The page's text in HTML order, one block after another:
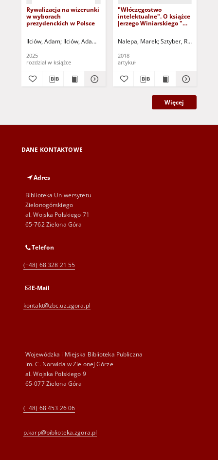
Rywalizacja na wizerunki
w wyborach
prezydenckich w Polsce
Ilciów, Adam Ilciów, Adam - red. Polak-Woźniak, Alina - red.
2025
rozdział w książce
"Włóczęgostwo
intelektualne". O książce
Jerzego Winiarskiego "W
antropologiczne z
współczesne). Studia i
szkice" - recenzja
Nalepa, Marek Sztyber, Radosław -
2018
artykuł
Więcej
DANE KONTAKTOWE
Adres
Biblioteka Uniwersytetu
Zielonogórskiego
al. Wojska Polskiego 71
65-762 Zielona Góra
Telefon
(+48) 68 328 21 55
E-Mail
kontakt@zbc.uz.zgora.pl
Wojewódzka i Miejska Biblioteka Publiczna
im. C. Norwida w Zielonej Górze
al. Wojska Polskiego 9
65-077 Zielona Góra
(+48) 68 453 26 06
p.karp@biblioteka.zgora.pl